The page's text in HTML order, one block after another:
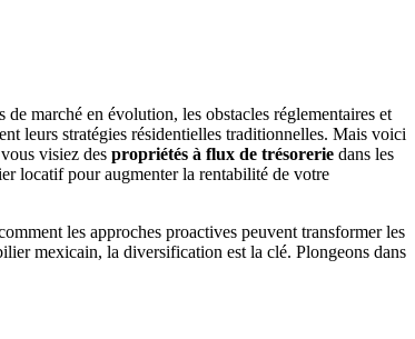
marché en évolution, les obstacles réglementaires et
leurs stratégies résidentielles traditionnelles. Mais voici
visiez des propriétés à flux de trésorerie dans les
locatif pour augmenter la rentabilité de votre
les approches proactives peuvent transformer les
mexicain, la diversification est la clé. Plongeons dans